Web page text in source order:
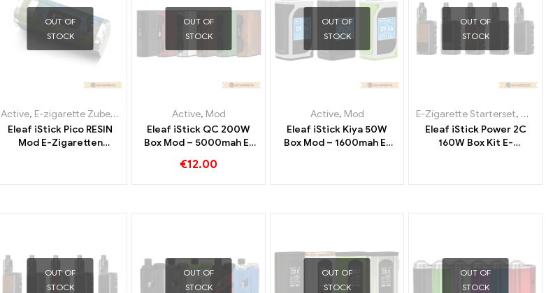
OUT OF
STOCK
Active, E-zigarette Zubehör
Eleaf iStick Pico RESIN
Mod E-Zigaretten
OUT OF
STOCK
Active, Mod
Eleaf iStick QC 200W
Box Mod – 5000mah E-
Custom
€12.00
OUT OF
STOCK
Active, Mod
Eleaf iStick Kiya 50W
Box Mod – 1600mah E-
OUT OF
STOCK
E-Zigarette Starterset, Mod
Eleaf iStick Power 2C
160W Box Kit E-
OUT OF
STOCK
OUT OF
STOCK
OUT OF
STOCK
OUT OF
STOCK